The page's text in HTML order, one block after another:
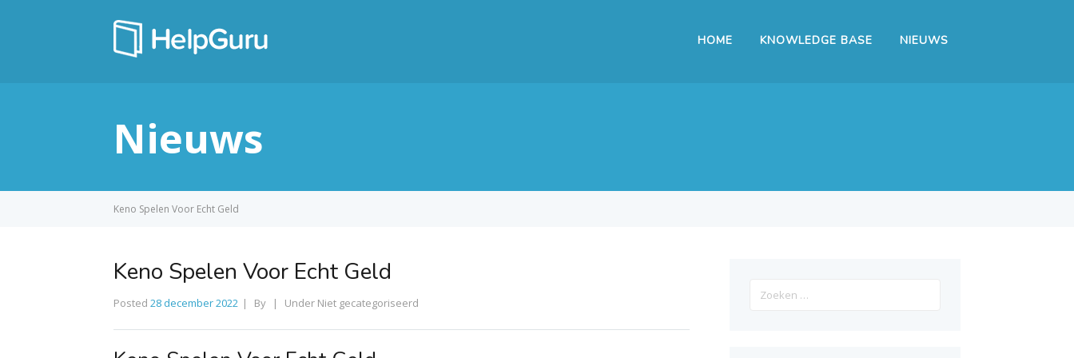
HOME KNOWLEDGE BASE NIEUWS
Nieuws
Keno Spelen Voor Echt Geld
Keno Spelen Voor Echt Geld
Posted 28 december 2022 By Under Niet gecategoriseerd
naar: